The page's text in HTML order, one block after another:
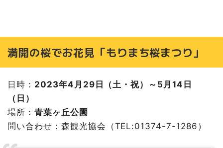
満開の桜でお花見「もりまち桜まつり」
日時： 2023年4月29日（土・祝）～5月14日
（日）
場所： 青葉ヶ丘公園
問い合わせ：森観光協会（TEL:01374-7-1286）